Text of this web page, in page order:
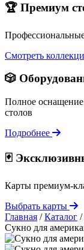
🏆 Премиум
Смотреть
🎲
Полное оснащение
столов
Подробнее
🃏
Карты премиум-
Выбрать карты
Главная / Каталог /
Сукно для